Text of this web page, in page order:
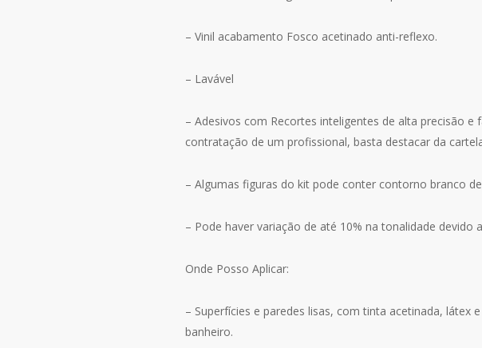
– Vinil acabamento Fosco acetinado anti-reflexo.
– Lavável
– Adesivos com Recortes inteligentes de alta precisão
contratação de um profissional, basta destacar da
– Algumas figuras do kit pode conter contorno branco
– Pode haver variação de até 10% na tonalidade
Onde Posso Aplicar:
– Superfícies e paredes lisas, com tinta acetinada, látex
banheiro.